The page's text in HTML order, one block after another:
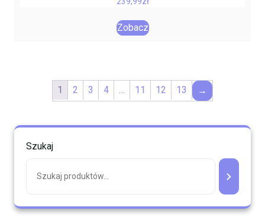
Zobacz
1 2 3 4 … 11 12 13 →
Szukaj